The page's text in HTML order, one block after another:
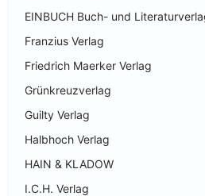
EINBUCH Buch- und
Franzius Verlag
Friedrich Maerker Verlag
Grünkreuzverlag
Guilty Verlag
Halbhoch Verlag
HAIN & KLADOW
I.C.H. Verlag